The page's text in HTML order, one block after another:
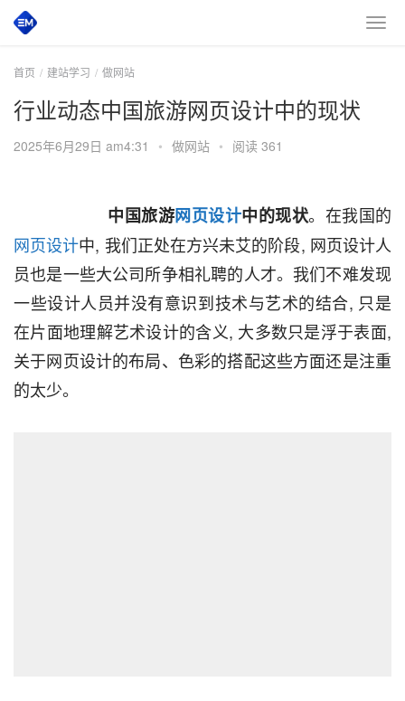
首页 建站学习 做网站
行业动态中国旅游网页设计中的现状
2025年6月29日 am4:31 • 做网站 • 阅读 361
中国旅游网页设计中的现状。在我国的
网页设计中, 我们正处在方兴未艾的阶段, 网页设计人
员也是一些大公司所争相礼聘的人才。我们不难发现
一些设计人员并没有意识到技术与艺术的结合, 只是
在片面地理解艺术设计的含义, 大多数只是浮于表面,
关于网页设计的布局、色彩的搭配这些方面还是注重
的太少。